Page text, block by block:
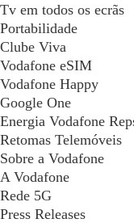
Tv em todos os ecrãs
Portabilidade
Clube Viva
Vodafone eSIM
Vodafone Happy
Google One
Energia Vodafone
Retomas Telemóveis
Sobre a Vodafone
A Vodafone
Rede 5G
Press Releases